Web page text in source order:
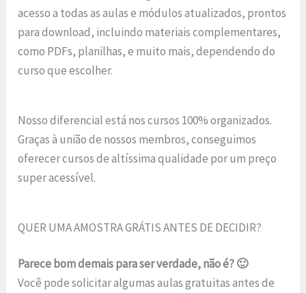
acesso a todas as aulas e módulos atualizados, prontos
para download, incluindo materiais complementares,
como PDFs, planilhas, e muito mais, dependendo do
curso que escolher.
Nosso diferencial está nos cursos 100% organizados.
Graças à união de nossos membros, conseguimos
oferecer cursos de altíssima qualidade por um preço
super acessível.
QUER UMA AMOSTRA GRÁTIS ANTES DE DECIDIR?
Parece bom demais para ser verdade, não é? 🙂
Você pode solicitar algumas aulas gratuitas antes de